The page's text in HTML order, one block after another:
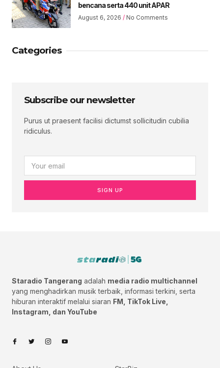
bencana serta 440 unit APAR
August 6, 2026 No Comments
Categories
Subscribe our newsletter
Purus ut praesent facilisi dictumst sollicitudin cubilia
ridiculus.
SIGN UP
Staradio Tangerang adalah media radio multichannel
yang menghadirkan musik terbaik, informasi terkini, serta
hiburan interaktif melalui siaran FM, TikTok Live,
Instagram, dan YouTube